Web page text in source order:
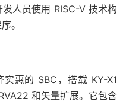
人员使用 RISC-V 技术构
。
惠的 SBC，搭载 KY-X1
和矢量扩展。它包含